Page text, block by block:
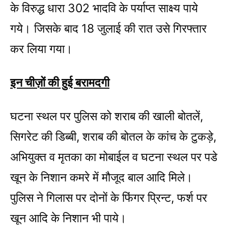
के विरुद्ध धारा 302 भादवि के पर्याप्त साक्ष्य पाये
गये। जिसके बाद 18 जुलाई की रात उसे गिरफ्तार
कर लिया गया।
इन चीज़ों की हुई बरामदगी
घटना स्थल पर पुलिस को शराब की खाली बोतलें,
सिगरेट की डिब्बी, शराब की बोतल के कांच के टुकड़े,
अभियुक्त व मृतका का मोबाईल व घटना स्थल पर पडे
खून के निशान कमरे में मौजूद बाल आदि मिले।
पुलिस ने गिलास पर दोनों के फिंगर प्रिन्ट, फर्श पर
खून आदि के निशान भी पाये।